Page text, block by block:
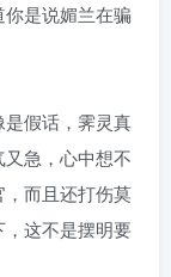
是说媚兰在骗
假话，霁灵真
急，心中想不
而且还打伤莫
这不是摆明要